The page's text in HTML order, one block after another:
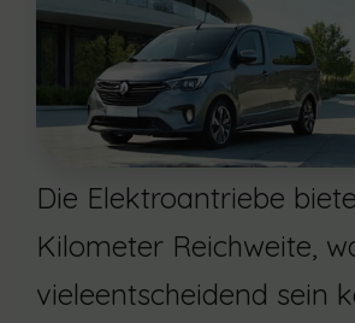
Die Elektroantriebe
Kilometer Reichweite,
vieleentscheidend sein